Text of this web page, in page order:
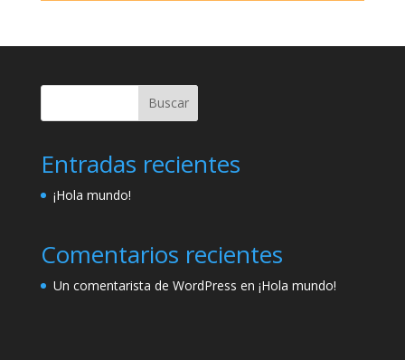
Buscar
Entradas recientes
¡Hola mundo!
Comentarios recientes
Un comentarista de WordPress en ¡Hola mundo!